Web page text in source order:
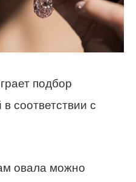
подбор
соответствии с
овала можно